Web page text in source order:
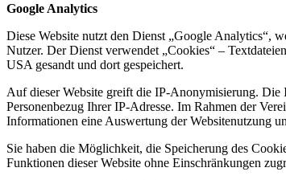
Google Analytics
Diese Website nutzt den Dienst „Google Analytics“,
Nutzer. Der Dienst verwendet „Cookies“ –
USA gesandt und dort gespeichert.
Auf dieser Website greift die IP-Anonymisierung. Die
Personenbezug Ihrer IP-Adresse. Im Rahmen der
Informationen eine Auswertung der Websitenutzung
Sie haben die Möglichkeit, die Speicherung des
Funktionen dieser Website ohne Einschränkungen